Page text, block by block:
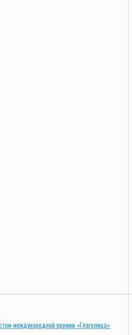
международной премии «Глаголица»